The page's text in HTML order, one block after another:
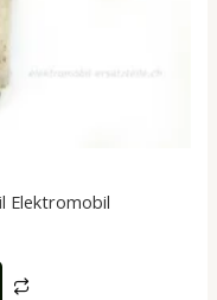
Elektromobil